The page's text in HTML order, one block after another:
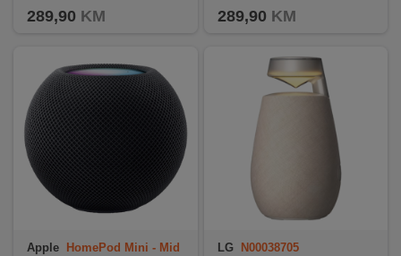
289,90 KM 289,90 KM
Apple
HomePod Mini - Mid
LG
N00038705